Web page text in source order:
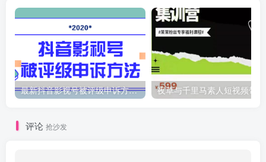
最新抖音影视号被评级申诉方法视频教程
评论 抢沙发